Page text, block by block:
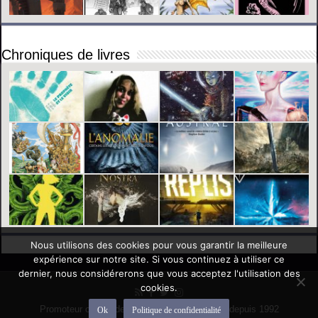
Chroniques de livres
Promoteur officiel des mondes de l'imaginaire depuis 1992
Nous utilisons des cookies pour vous garantir la meilleure
expérience sur notre site. Si vous continuez à utiliser ce
dernier, nous considérerons que vous acceptez l'utilisation des
cookies.
Ok Politique de confidentialité